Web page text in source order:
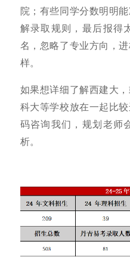
院；有些同学分数明明
解录取规则，最后报得
名，忽略了专业方向，
样。
如果想详细了解西建大
科大等学校放在一起比
码咨询我们，规划老师
析。